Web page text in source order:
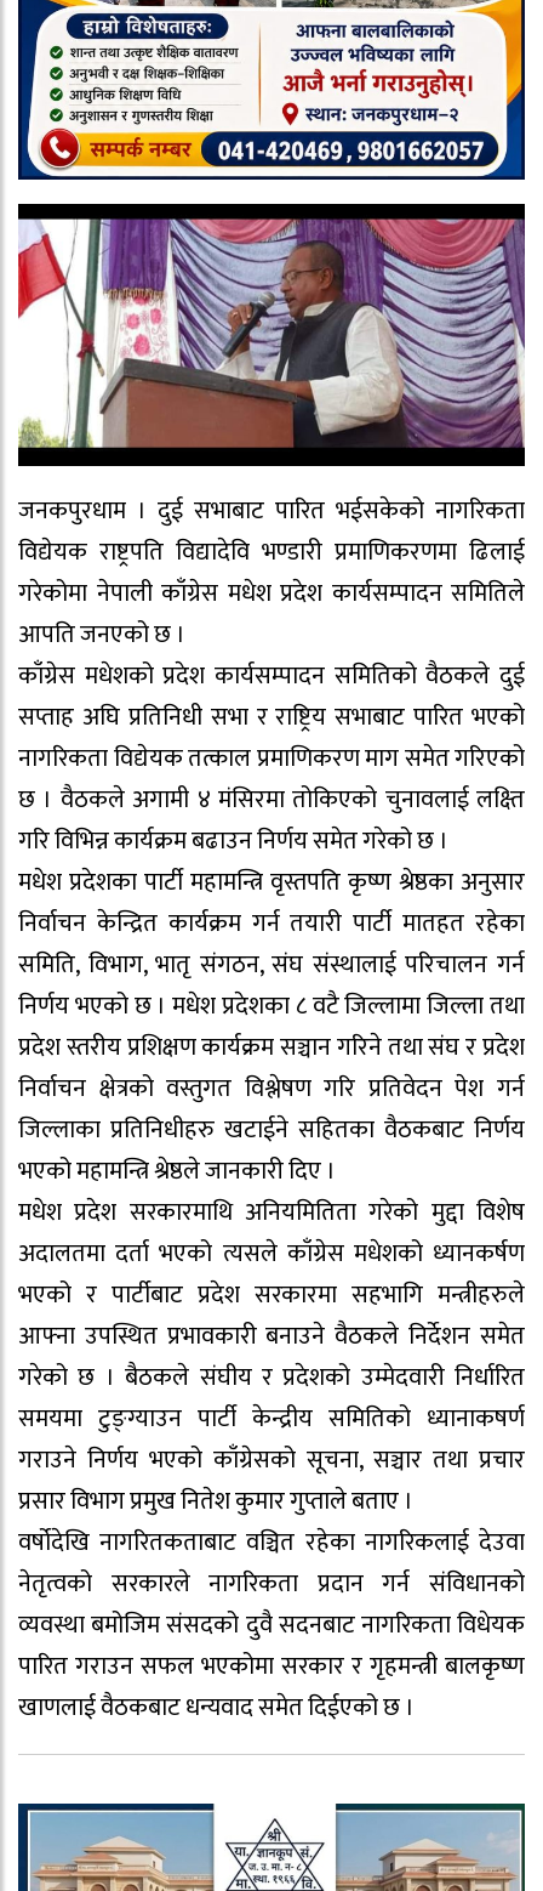
जनकपुरधाम । दुई सभाबाट पारित भईसकेको नागरिकता
विद्येयक राष्ट्रपति विद्यादेवि भण्डारी प्रमाणिकरणमा ढिलाई
गरेकोमा नेपाली काँग्रेस मधेश प्रदेश कार्यसम्पादन समितिले
आपति जनएको छ ।
काँग्रेस मधेशको प्रदेश कार्यसम्पादन समितिको वैठकले दुई
सप्ताह अघि प्रतिनिधी सभा र राष्ट्रिय सभाबाट पारित भएको
नागरिकता विद्येयक तत्काल प्रमाणिकरण माग समेत गरिएको
छ । वैठकले अगामी ४ मंसिरमा तोकिएको चुनावलाई लक्ष्ति
गरि विभिन्न कार्यक्रम बढाउन निर्णय समेत गरेको छ ।
मधेश प्रदेशका पार्टी महामन्त्रि वृस्तपति कृष्ण श्रेष्ठका अनुसार
निर्वाचन केन्द्रित कार्यक्रम गर्न तयारी पार्टी मातहत रहेका
समिति, विभाग, भातृ संगठन, संघ संस्थालाई परिचालन गर्न
निर्णय भएको छ । मधेश प्रदेशका ८ वटै जिल्लामा जिल्ला तथा
प्रदेश स्तरीय प्रशिक्षण कार्यक्रम सञ्चान गरिने तथा संघ र प्रदेश
निर्वाचन क्षेत्रको वस्तुगत विश्लेषण गरि प्रतिवेदन पेश गर्न
जिल्लाका प्रतिनिधीहरु खटाईने सहितका वैठकबाट निर्णय
भएको महामन्त्रि श्रेष्ठले जानकारी दिए ।
मधेश प्रदेश सरकारमाथि अनियमितिता गरेको मुद्दा विशेष
अदालतमा दर्ता भएको त्यसले काँग्रेस मधेशको ध्यानकर्षण
भएको र पार्टीबाट प्रदेश सरकारमा सहभागि मन्त्रीहरुले
आफ्ना उपस्थित प्रभावकारी बनाउने वैठकले निर्देशन समेत
गरेको छ । बैठकले संघीय र प्रदेशको उम्मेदवारी निर्धारित
समयमा टुङ्ग्याउन पार्टी केन्द्रीय समितिको ध्यानाकषर्ण
गराउने निर्णय भएको काँग्रेसको सूचना, सञ्चार तथा प्रचार
प्रसार विभाग प्रमुख नितेश कुमार गुप्ताले बताए ।
वर्षोदेखि नागरितकताबाट वञ्चित रहेका नागरिकलाई देउवा
नेतृत्वको सरकारले नागरिकता प्रदान गर्न संविधानको
व्यवस्था बमोजिम संसदको दुवै सदनबाट नागरिकता विधेयक
पारित गराउन सफल भएकोमा सरकार र गृहमन्त्री बालकृष्ण
खाणलाई वैठकबाट धन्यवाद समेत दिईएको छ ।